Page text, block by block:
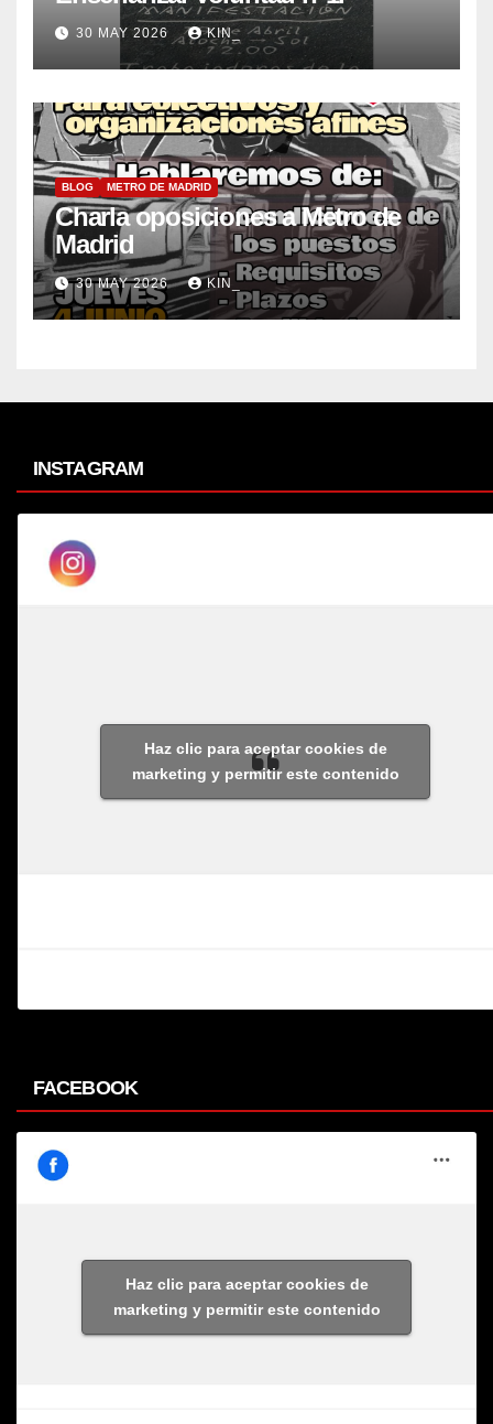
30 MAY 2026 KIN_
BLOG METRO DE MADRID
Charla oposiciones a Metro de
Madrid
30 MAY 2026 KIN_
INSTAGRAM
Haz clic para aceptar cookies de
marketing y permitir este contenido
FACEBOOK
Haz clic para aceptar cookies de
marketing y permitir este contenido